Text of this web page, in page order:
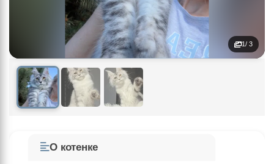
1/ 3
О котенке